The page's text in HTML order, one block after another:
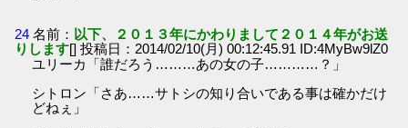
24 名前： 以下、２０１３年にかわりまして２０１４年がお送
りします[] 投稿日：2014/02/10(月) 00:12:45.91 ID:4MyBw9lZ0
ユリーカ「誰だろう………あの女の子…………？」
シトロン「さあ……サトシの知り合いである事は確かだけ
どねぇ」